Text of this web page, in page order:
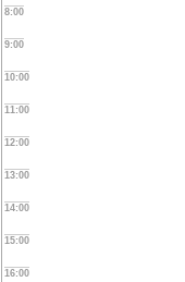
8:00
9:00
10:00
11:00
12:00
13:00
14:00
15:00
16:00